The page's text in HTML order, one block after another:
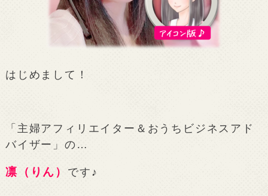
はじめまして！
「主婦アフィリエイター＆おうちビジネスアド
バイザー」の…
凛（りん） です♪